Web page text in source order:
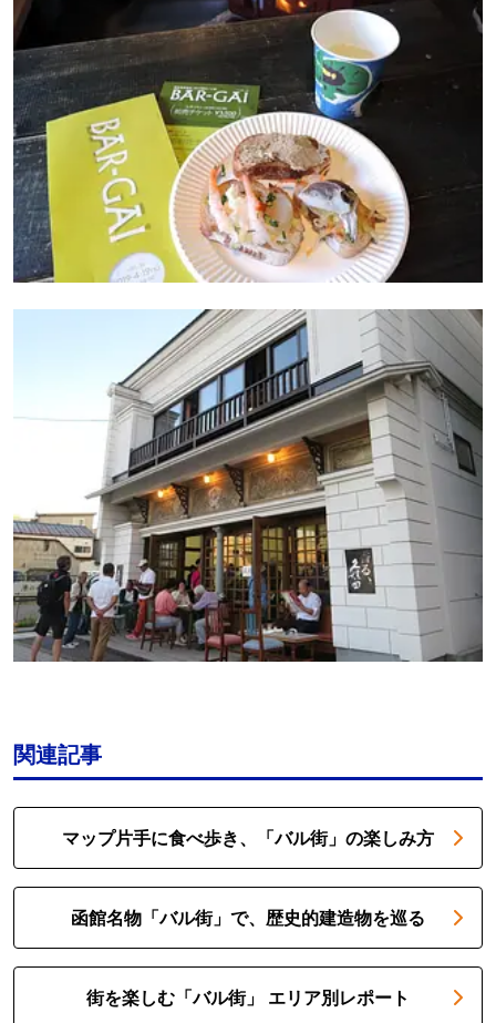
関連記事
マップ片手に食べ歩き、「バル街」の楽しみ方
函館名物「バル街」で、歴史的建造物を巡る
街を楽しむ「バル街」 エリア別レポート